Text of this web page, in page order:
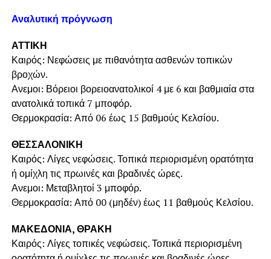
Αναλυτική πρόγνωση
ΑΤΤΙΚΗ
Καιρός: Νεφώσεις με πιθανότητα ασθενών τοπικών
βροχών.
Ανεμοι: Βόρειοι βορειοανατολικοί 4 με 6 και βαθμιαία στα
ανατολικά τοπικά 7 μποφόρ.
Θερμοκρασία: Από 06 έως 15 βαθμούς Κελσίου.
ΘΕΣΣΑΛΟΝΙΚΗ
Καιρός: Λίγες νεφώσεις. Τοπικά περιορισμένη ορατότητα
ή ομίχλη τις πρωινές και βραδινές ώρες.
Ανεμοι: Μεταβλητοί 3 μποφόρ.
Θερμοκρασία: Από 00 (μηδέν) έως 11 βαθμούς Κελσίου.
ΜΑΚΕΔΟΝΙΑ, ΘΡΑΚΗ
Καιρός: Λίγες τοπικές νεφώσεις. Τοπικά περιορισμένη